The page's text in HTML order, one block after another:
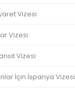
Vizesi
Vizesi
Vizesi
İçin İspanya Vizesi